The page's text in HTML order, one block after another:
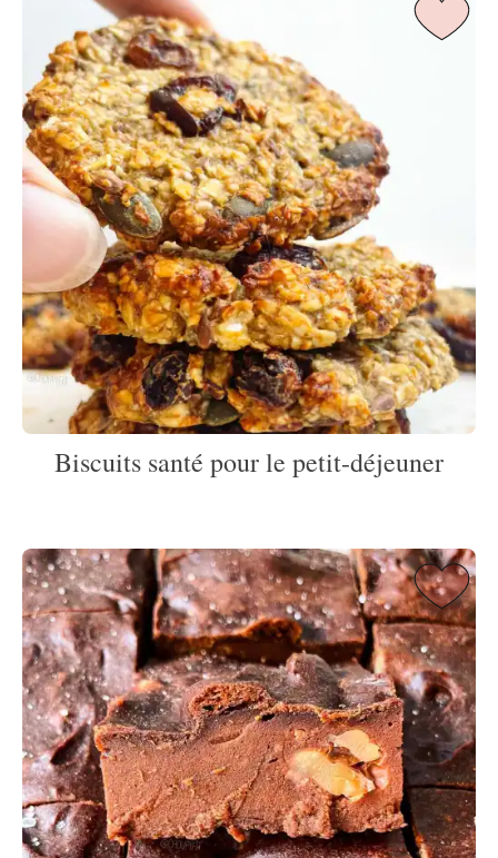
Biscuits santé pour le petit-déjeuner